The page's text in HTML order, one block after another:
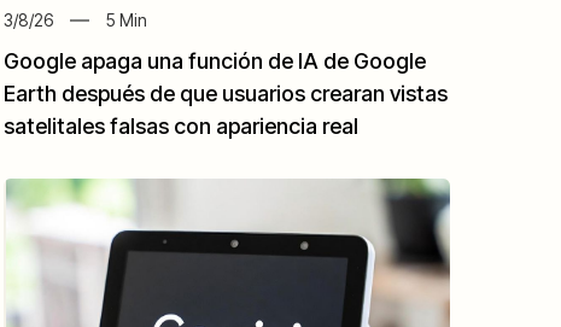
3/8/26 5 Min
Google apaga una función de IA de Google
Earth después de que usuarios crearan vistas
satelitales falsas con apariencia real